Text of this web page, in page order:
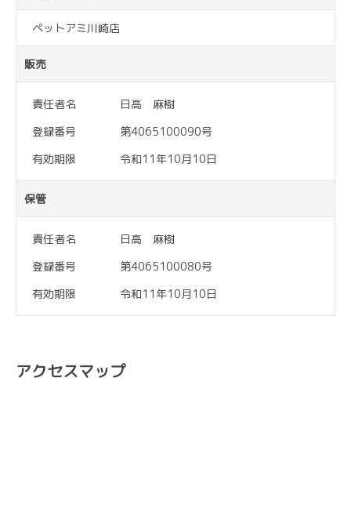
ペットアミ川崎店
販売
責任者名
日高 麻樹
登録番号
第4065100090号
有効期限
令和11年10月10日
保管
責任者名
日高 麻樹
登録番号
第4065100080号
有効期限
令和11年10月10日
アクセスマップ